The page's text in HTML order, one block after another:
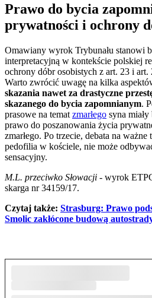
Prawo do bycia
prywatności i ochrony
Omawiany wyrok Trybunału stanowi
interpretacyjną w kontekście polskiej
ochrony dóbr osobistych z art. 23 i
Warto zwrócić uwagę na kilka
skazania nawet za drastyczne
skazanego do bycia zapomnianym.
prasowe na temat zmarłego syna miały
prawo do poszanowania życia
zmarłego. Po trzecie, debata na ważne
pedofilia w kościele, nie może
sensacyjny.
M.L. przeciwko Słowacji - wyrok
skarga nr 34159/17.
Czytaj także: Strasburg: Prawo
Smolic zakłócone budową